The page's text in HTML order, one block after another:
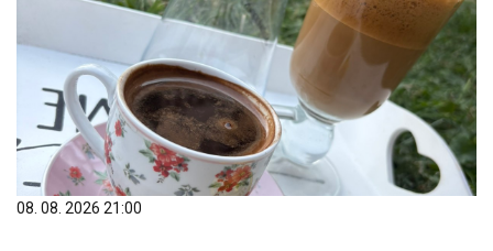
08. 08. 2026 21:00